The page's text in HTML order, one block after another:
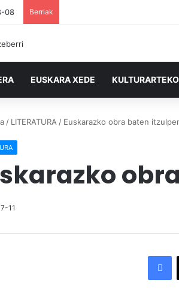
08 Berriak
EUSKARA XEDE
/ LITERATURA / Euskarazko obra baten
11